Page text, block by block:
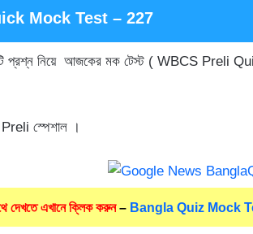
Mock Test – 227
নিয়ে আজকের মক টেস্ট ( WBCS Preli
স্পেশাল ।
দেখতে এখানে ক্লিক করুন– Bangla Quiz Mock